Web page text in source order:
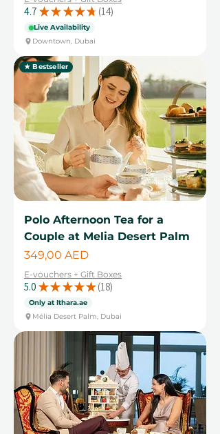
4.7 ★ ★ ★ ★ ★ 14
14
Live Availability
Downtown, Dubai
★ Bestseller
Polo Afternoon Tea for a
Couple at Melia Desert Palm
Цена
349,00 AED
E-vouchers + Gift Boxes
5.0 ★ ★ ★ ★ ★ 18
18
Only at Ithara.ae
Mélia Desert Palm, Dubai